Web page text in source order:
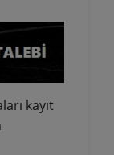
kayıt